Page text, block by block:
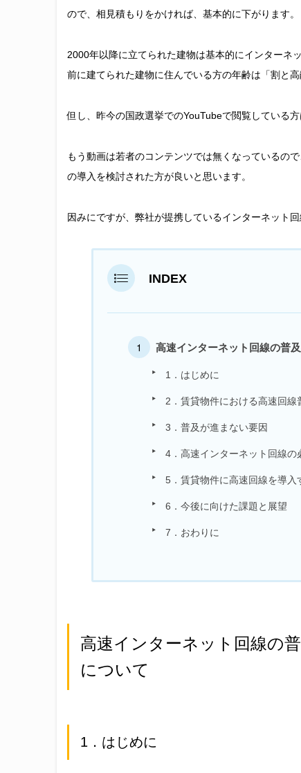
ので、相見積もりをかければ、基本的に下がります。
2000年以降に立てられた建物は基本的にインターネ
前に建てられた建物に住んでいる方の年齢は「割と
但し、昨今の国政選挙でのYouTubeで閲覧している
もう動画は若者のコンテンツでは無くなっているの
の導入を検討された方が良いと思います。
因みにですが、弊社が提携しているインターネット
INDEX
高速インターネット回線の普
1．はじめに
2．賃貸物件における高速回線
3．普及が進まない要因
4．高速インターネット回線の
5．賃貸物件に高速回線を導入
6．今後に向けた課題と展望
7．おわりに
高速インターネット回線の
について
1．はじめに